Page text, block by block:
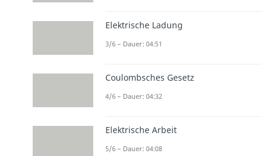
Elektrische Ladung
3/6 – Dauer: 04:51
Coulombsches Gesetz
4/6 – Dauer: 04:32
Elektrische Arbeit
5/6 – Dauer: 04:08